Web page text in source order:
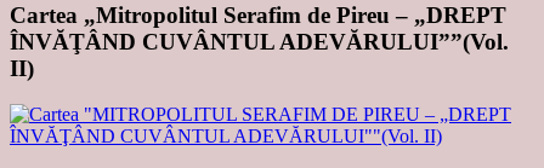
Cartea „Mitropolitul Serafim de Pireu – „DREPT
ÎNVĂŢÂND CUVÂNTUL ADEVĂRULUI””(Vol.
II)